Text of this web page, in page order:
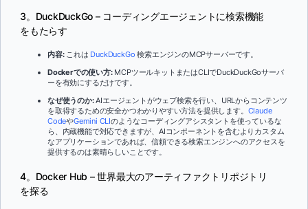
3。DuckDuckGo – コーディングエージェントに検索機能
をもたらす
内容:これは DuckDuckGo 検索エンジンのMCPサーバーです。
Dockerでの使い方:MCPツールキットまたはCLIでDuckDuckGoサーバ
ーを有効にするだけです。
なぜ使うのか:AIエージェントがウェブ検索を行い、URLからコンテンツ
を取得するための安全かつわかりやすい方法を提供します。 Claude
CodeやGemini CLIのようなコーディングアシスタントを使っているな
ら、内蔵機能で対応できますが、AIコンポーネントを含むよりカスタム
なアプリケーションであれば、信頼できる検索エンジンへのアクセスを
提供するのは素晴らしいことです。
4。Docker Hub – 世界最大のアーティファクトリポジトリ
を探る